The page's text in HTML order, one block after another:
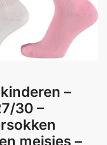
–
30 –
meisjes –